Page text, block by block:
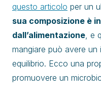
questo articolo per un
sua composizione è
dall’alimentazione, e
mangiare può avere
equilibrio. Ecco una
promuovere un